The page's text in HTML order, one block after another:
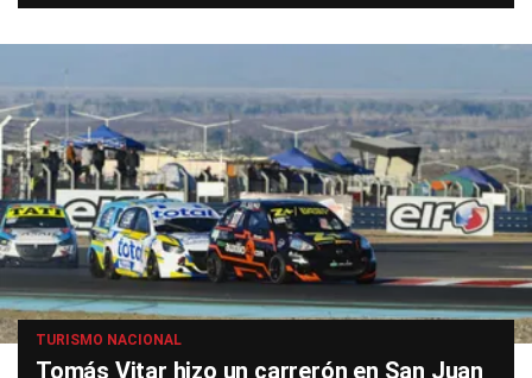
TURISMO NACIONAL
Tomás Vitar hizo un carrerón en San Juan